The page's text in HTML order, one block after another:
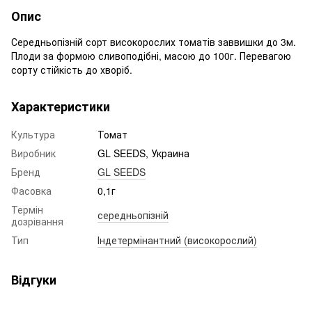
Опис
Середньопізній сорт високорослих томатів заввишки до 3м.
Плоди за формою сливоподібні, масою до 100г. Перевагою
сорту стійкість до хворіб.
Характеристики
Культура
Томат
Виробник
GL SEEDS, Украина
Бренд
GL SEEDS
Фасовка
0,1г
Термін
дозрівання
середньопізній
Тип
Індетермінантний (високорослий)
Відгуки